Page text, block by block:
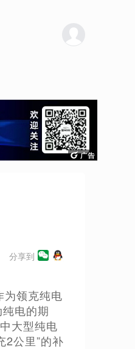
分享到
为领克纯电
电的期
大型纯电
2公里”的补